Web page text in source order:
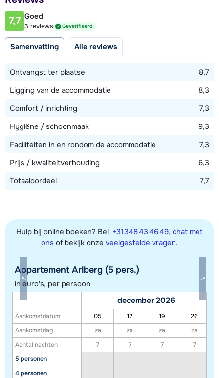
500 meter
Afstand tot piste
3 kilometer
60 meter
Afstand tot skibushalte
Bekijk kaart
Toon alle accommodaties in dit gebied
Deze kaart geeft een indicatie van de ligging van onze accommodaties. De
exacte locatie kan enigszins afwijken.
7,7 Goed
3 reviews Geverifieerd
Samenvatting Alle reviews
Ontvangst ter plaatse
8,7
Ligging van de accommodatie
8,3
Comfort / inrichting
7,3
Hygiëne / schoonmaak
9,3
Faciliteiten in en rondom de accommodatie
7,3
Prijs / kwaliteitverhouding
6,3
Totaaloordeel
7,7
Hulp bij online boeken? Bel +31 348 43 46 49, chat met
ons of bekijk onze veelgestelde vragen.
Appartement Arlberg (5 pers.)
in euro's, per persoon
Aankomstdatum
Aankomstdag
Aantal nachten
5 personen
4 personen
december 2026
05 12 19
26
za
za za
za
7
7 7 7